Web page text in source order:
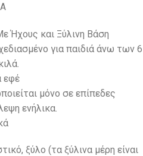
Ήχους και Ξύλινη Βάση
για παιδιά άνω των 6
εφέ
μόνο σε επίπεδες
ενήλικα.
ξύλο (τα ξύλινα μέρη είναι